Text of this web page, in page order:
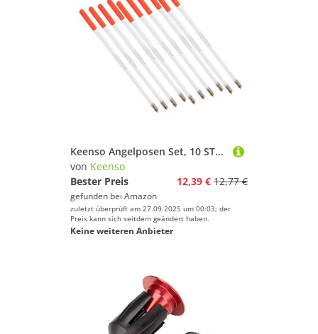
Keenso Angelposen Set, 10 STK. Robuste Kunststoff Hohl Angelposen Angeln Bobber-Sortiment Angeln Schwimmer Fischfutter Köder Zubehör für Seefischen, Felsfischen, Eisfischen (3.0 transparent)
von Keenso
Bester Preis
12,39 € 12,77 €
gefunden bei Amazon
zuletzt überprüft am 27.09.2025 um 00:03; der
Preis kann sich seitdem geändert haben.
Keine weiteren Anbieter